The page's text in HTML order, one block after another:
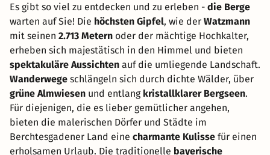
Es gibt so viel zu entdecken und zu erleben - die Berge
warten auf Sie! Die höchsten Gipfel, wie der Watzmann
mit seinen 2.713 Metern oder der mächtige Hochkalter,
erheben sich majestätisch in den Himmel und bieten
spektakuläre Aussichten auf die umliegende Landschaft.
Wanderwege schlängeln sich durch dichte Wälder, über
grüne Almwiesen und entlang kristallklarer Bergseen.
Für diejenigen, die es lieber gemütlicher angehen,
bieten die malerischen Dörfer und Städte im
Berchtesgadener Land eine charmante Kulisse für einen
erholsamen Urlaub. Die traditionelle bayerische